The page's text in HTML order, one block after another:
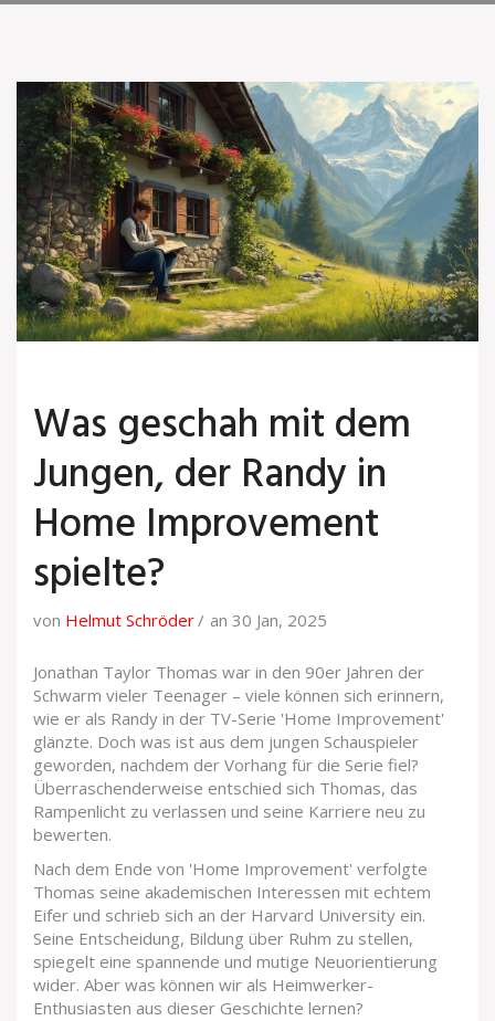
Was geschah mit dem
Jungen, der Randy in
Home Improvement
spielte?
von Helmut Schröder an 30 Jan, 2025
Jonathan Taylor Thomas war in den 90er Jahren der
Schwarm vieler Teenager – viele können sich erinnern,
wie er als Randy in der TV-Serie 'Home Improvement'
glänzte. Doch was ist aus dem jungen Schauspieler
geworden, nachdem der Vorhang für die Serie fiel?
Überraschenderweise entschied sich Thomas, das
Rampenlicht zu verlassen und seine Karriere neu zu
bewerten.
Nach dem Ende von 'Home Improvement' verfolgte
Thomas seine akademischen Interessen mit echtem
Eifer und schrieb sich an der Harvard University ein.
Seine Entscheidung, Bildung über Ruhm zu stellen,
spiegelt eine spannende und mutige Neuorientierung
wider. Aber was können wir als Heimwerker-
Enthusiasten aus dieser Geschichte lernen?